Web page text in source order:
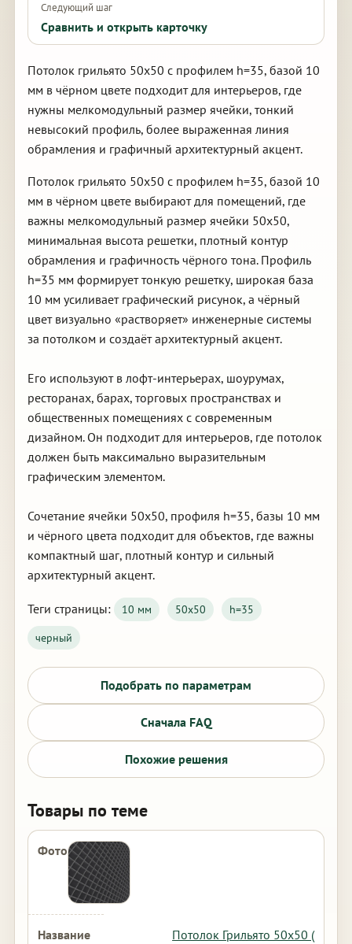
Следующий шаг
Сравнить и открыть карточку
Потолок грильято 50х50 с профилем h=35, базой 10
мм в чёрном цвете подходит для интерьеров, где
нужны мелкомодульный размер ячейки, тонкий
невысокий профиль, более выраженная линия
обрамления и графичный архитектурный акцент.
Потолок грильято 50х50 с профилем h=35, базой 10
мм в чёрном цвете выбирают для помещений, где
важны мелкомодульный размер ячейки 50х50,
минимальная высота решетки, плотный контур
обрамления и графичность чёрного тона. Профиль
h=35 мм формирует тонкую решетку, широкая база
10 мм усиливает графический рисунок, а чёрный
цвет визуально «растворяет» инженерные системы
за потолком и создаёт архитектурный акцент.
Его используют в лофт-интерьерах, шоурумах,
ресторанах, барах, торговых пространствах и
общественных помещениях с современным
дизайном. Он подходит для интерьеров, где потолок
должен быть максимально выразительным
графическим элементом.
Сочетание ячейки 50х50, профиля h=35, базы 10 мм
и чёрного цвета подходит для объектов, где важны
компактный шаг, плотный контур и сильный
архитектурный акцент.
Теги страницы: 10 мм 50х50
h=35
черный
Подобрать по параметрам
Сначала FAQ
Похожие решения
Товары по теме
Потолок Грильято 50х50 (